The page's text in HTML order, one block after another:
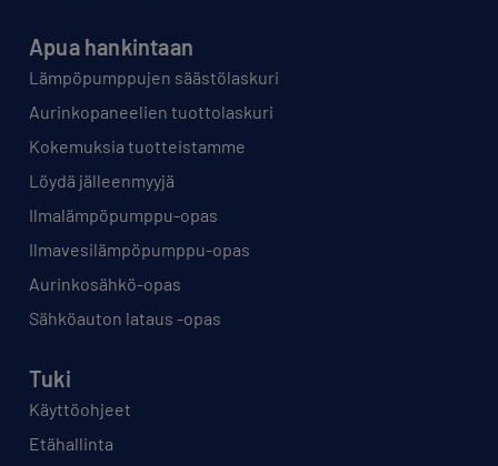
Apua hankintaan
Lämpöpumppujen säästölaskuri
Aurinkopaneelien tuottolaskuri
Kokemuksia tuotteistamme
Löydä jälleenmyyjä
Ilmalämpöpumppu-opas
Ilmavesilämpöpumppu-opas
Aurinkosähkö-opas
Sähköauton lataus -opas
Tuki
Käyttöohjeet
Etähallinta